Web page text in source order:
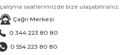
saatlerimizde bize ulaşabilirsiniz.
Çağrı Merkezi
0 344 223 80 80
0 554 223 80 80